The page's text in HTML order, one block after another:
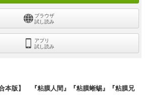
ブラウザ
試し読み
アプリ
試し読み
本版】 『粘膜人間』『粘膜蜥蜴』『粘膜兄